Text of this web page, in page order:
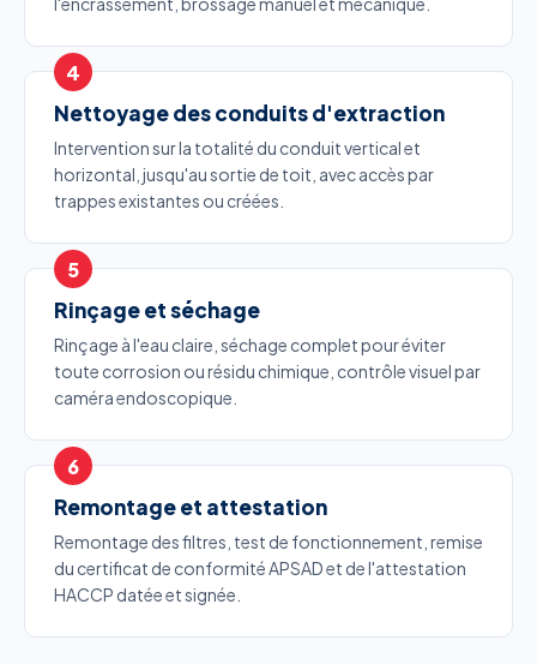
Nettoyage des conduits d'extraction
Intervention sur la totalité du conduit vertical et
horizontal, jusqu'au sortie de toit, avec accès par
trappes existantes ou créées.
Rinçage et séchage
Rinçage à l'eau claire, séchage complet pour éviter
toute corrosion ou résidu chimique, contrôle visuel par
caméra endoscopique.
Remontage et attestation
Remontage des filtres, test de fonctionnement, remise
du certificat de conformité APSAD et de l'attestation
HACCP datée et signée.